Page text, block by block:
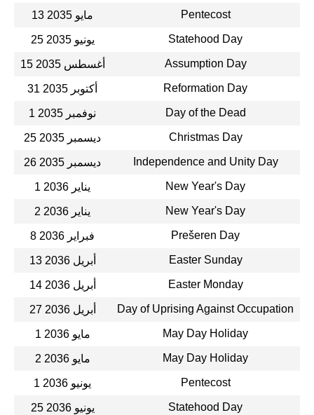
13 مايو 2035 Pentecost
25 يونيو 2035 Statehood Day
15 أغسطس 2035 Assumption Day
31 أكتوبر 2035 Reformation Day
1 نوفمبر 2035 Day of the Dead
25 ديسمبر 2035 Christmas Day
26 ديسمبر 2035 Independence and Unity Day
1 يناير 2036 New Year's Day
2 يناير 2036 New Year's Day
8 فبراير 2036 Prešeren Day
13 أبريل 2036 Easter Sunday
14 أبريل 2036 Easter Monday
27 أبريل 2036 Day of Uprising Against Occupation
1 مايو 2036 May Day Holiday
2 مايو 2036 May Day Holiday
1 يونيو 2036 Pentecost
25 يونيو 2036 Statehood Day